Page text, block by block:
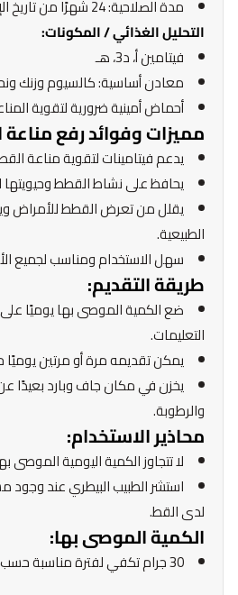
مدة الصلاحية: 24 شهرًا من تاريخ الإنتاج
التحليل الغذائي / المكونات:
فيتامين أ، د3، هـ
معادن أساسية: كالسيوم وزنك
أحماض أمينية ضرورية لتقوية
مميزات وفوائد رفع
يدعم فيتامينات لتقوية مناعة
يحافظ على نشاط القطط وحيويتها
يقلل من تعرض القطط للأمراض
الطبيعية.
سهل الاستخدام ومناسب لجميع
طريقة التقديم:
ضع الكمية الموصى بها يوميًا
التعليمات.
يمكن تقديمه مرة أو مرتين
يخزن في مكان جاف وبارد بعيدًا عن
والرطوبة.
محاذير الاستخدام:
لا تتجاوز الكمية اليومية الموصى
استشر الطبيب البيطري عند
لدى القط.
الكمية الموصى بها:
30 جرام تكفي لفترة مناسبة حسب عدد القطط وحجمها.